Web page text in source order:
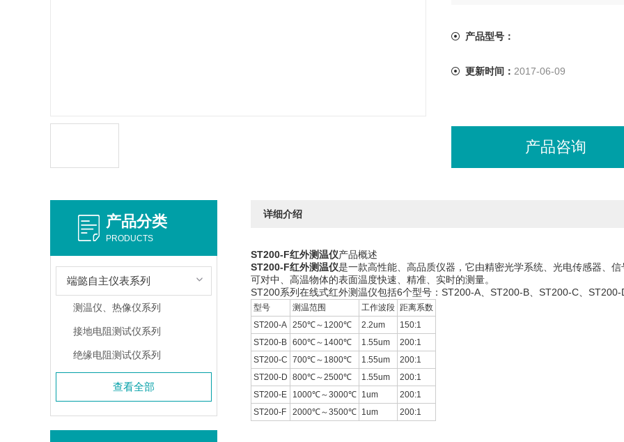
产品型号：
更新时间： 2017-06-09
产品咨询
产品分类
PRODUCTS
端懿自主仪表系列
测温仪、热像仪系列
接地电阻测试仪系列
绝缘电阻测试仪系列
查看全部
详细介绍
ST200-F红外测温仪产品概述
ST200-F红外测温仪是一款高性能、高品质仪器，它由精密光学系统、光电传感器、
可对中、高温物体的表面温度快速、精准、实时的测量。
ST200系列在线式红外测温仪包括6个型号：ST200-A、ST200-B、ST200-C、
型号 测温范围 工作波段 距离系数
ST200-A 250℃～1200℃ 2.2um
150:1
ST200-B 600℃～1400℃ 1.55um
200:1
ST200-C 700℃～1800℃ 1.55um
200:1
ST200-D 800℃～2500℃ 1.55um
200:1
ST200-E
1000℃～3000℃ 1um
200:1
ST200-F
2000℃～3500℃ 1um 200:1